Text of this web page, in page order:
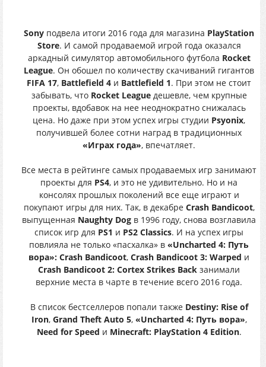
Sony подвела итоги 2016 года для магазина PlayStation
Store. И самой продаваемой игрой года оказался
аркадный симулятор автомобильного футбола Rocket
League. Он обошел по количеству скачиваний гигантов
FIFA 17, Battlefield 4 и Battlefield 1. При этом не стоит
забывать, что Rocket Leagueдешевле, чем крупные
проекты, вдобавок на нее неоднократно снижалась
цена. Но даже при этом успех игры студии Psyonix,
получившей более сотни наград в традиционных
«Играх года», впечатляет.
Все места в рейтинге самых продаваемых игр занимают
проекты для PS4, и это не удивительно. Но и на
консолях прошлых поколений все еще играют и
покупают игры для них. Так, в декабре Crash Bandicoot,
выпущенная Naughty Dog в 1996 году, снова возглавила
список игр для PS1 и PS2 Classics. И на успех игры
повлияла не только «пасхалка» в «Uncharted 4: Путь
вора»: Crash Bandicoot, Crash Bandicoot 3: Warped и
Crash Bandicoot 2: Cortex Strikes Back занимали
верхние места в чарте в течение всего 2016 года.
В список бестселлеров попали также Destiny: Rise of
Iron, Grand Theft Auto 5, «Uncharted 4: Путь вора»,
Need for Speed и Minecraft: PlayStation 4 Edition.